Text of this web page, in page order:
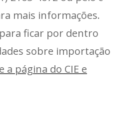
mais informações.
ficar por dentro
sobre importação
a página do CIE e